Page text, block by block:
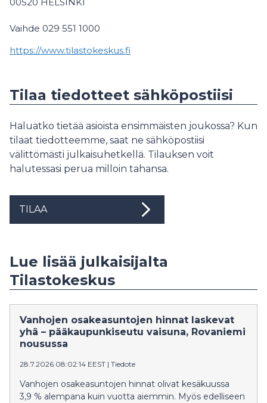
00520 HELSINKI
Vaihde 029 551 1000
https://www.tilastokeskus.fi
Tilaa tiedotteet sähköpostiisi
Haluatko tietää asioista ensimmäisten joukossa? Kun
tilaat tiedotteemme, saat ne sähköpostiisi
välittömästi julkaisuhetkellä. Tilauksen voit
halutessasi perua milloin tahansa.
TILAA
Lue lisää julkaisijalta
Tilastokeskus
Vanhojen osakeasuntojen hinnat laskevat
yhä – pääkaupunkiseutu vaisuna, Rovaniemi
nousussa
28.7.2026 08:02:14 EEST | Tiedote
Vanhojen osakeasuntojen hinnat olivat kesäkuussa
3,9 % alempana kuin vuotta aiemmin. Myös edelliseen